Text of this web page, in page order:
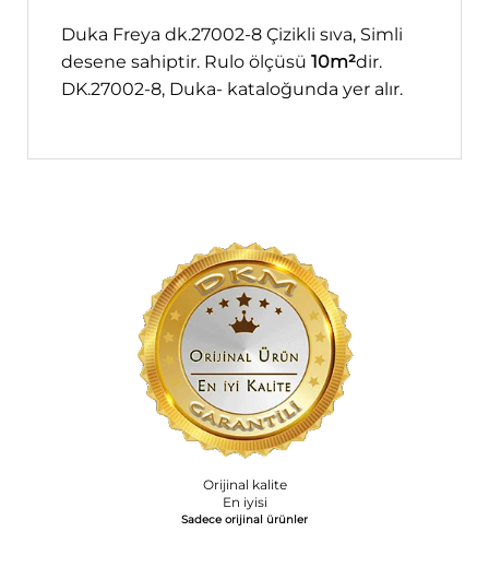
Duka Freya dk.27002-8 Çizikli sıva, Simli
desene sahiptir. Rulo ölçüsü 10m²dir.
DK.27002-8, Duka- kataloğunda yer alır.
Orijinal kalite
En iyisi
Sadece orijinal ürünler